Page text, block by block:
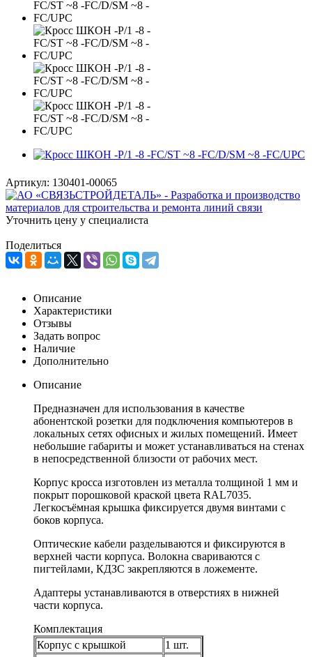
Артикул: 130401-00065
Уточнить цену у специалиста
Поделиться
Описание
Характеристики
Отзывы
Задать вопрос
Наличие
Дополнительно
Описание
Предназначен для использования в качестве
абонентской розетки для подключения компьютеров в
локальных сетях офисных и жилых помещений. Имеет
небольшие габариты и может устанавливаться на стенах
в непосредственной близости от рабочих мест.
Корпус кросса изготовлен из металла толщиной 1 мм и
покрыт порошковой краской цвета RAL7035.
Легкосъёмная крышка фиксируется двумя винтами с
боков корпуса.
Оптические кабели разделываются и фиксируются в
верхней части корпуса. Волокна свариваются с
пигтейлами, КДЗС закрепляются в ложементе.
Адаптеры устанавливаются в отверстиях в нижней
части корпуса.
Комплектация
Корпус с крышкой
1 шт.